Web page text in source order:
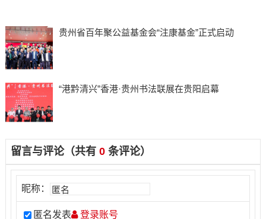
贵州省百年聚公益基金会“注康基金”正式启动
“港黔清兴”香港·贵州书法联展在贵阳启幕
留言与评论（共有 0条评论）
昵称：
匿名发表 登录账号